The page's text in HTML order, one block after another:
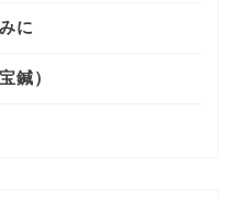
に
鍼）